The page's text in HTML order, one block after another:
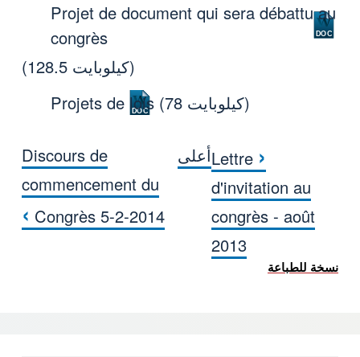
Projet de document qui sera débattu au
congrès
(128.5 كيلوبايت)
Projets de lois
(78 كيلوبايت)
كتاب روابط اجتياز لـ Textos a debate
‹
Lettre
d'invitation au
congrès - août
2013
أعلى
Discours de
commencement du
Congrès 5-2-2014
›
نسخة للطباعة